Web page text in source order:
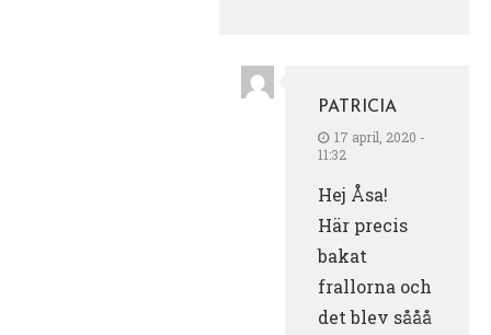
PATRICIA
17 april, 2020 -
11:32
Hej Åsa!
Här precis
bakat
frallorna och
det blev sååå